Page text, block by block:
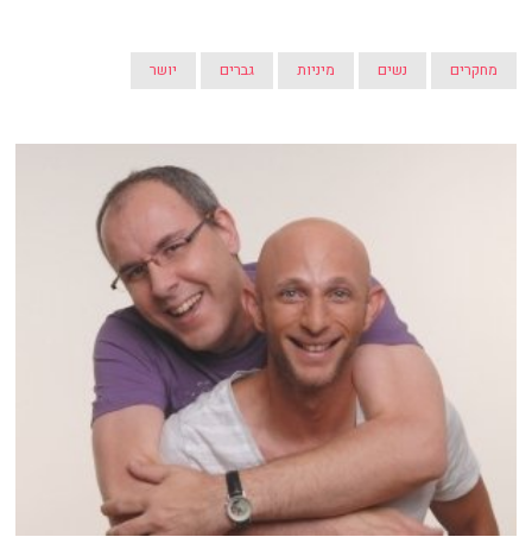
מחקרים נשים מיניות גברים יושר